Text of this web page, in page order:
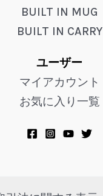
BUILT IN MUG
BUILT IN CARRY
ユーザー
マイアカウント
お気に入り一覧